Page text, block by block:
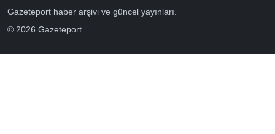
Gazeteport haber arşivi ve güncel yayınları.
© 2026 Gazeteport